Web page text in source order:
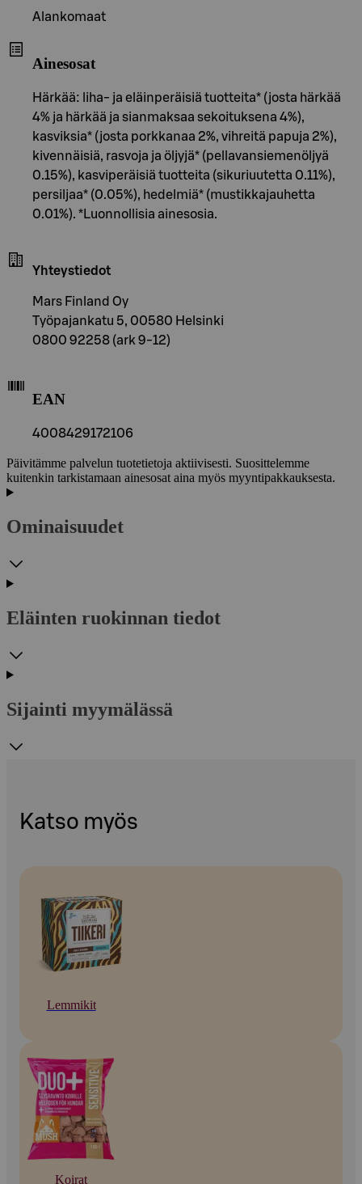
Alankomaat
Ainesosat
Härkää: liha- ja eläinperäisiä tuotteita* (josta härkää
4% ja härkää ja sianmaksaa sekoituksena 4%),
kasviksia* (josta porkkanaa 2%, vihreitä papuja 2%),
kivennäisiä, rasvoja ja öljyjä* (pellavansiemenöljyä
0.15%), kasviperäisiä tuotteita (sikuriuutetta 0.11%),
persiljaa* (0.05%), hedelmiä* (mustikkajauhetta
0.01%). *Luonnollisia ainesosia.
Yhteystiedot
Mars Finland Oy
Työpajankatu 5, 00580 Helsinki
0800 92258 (ark 9-12)
EAN
4008429172106
Päivitämme palvelun tuotetietoja aktiivisesti. Suosittelemme
kuitenkin tarkistamaan ainesosat aina myös myyntipakkauksesta.
Ominaisuudet
Eläinten ruokinnan tiedot
Sijainti myymälässä
Katso myös
Lemmikit
Koirat